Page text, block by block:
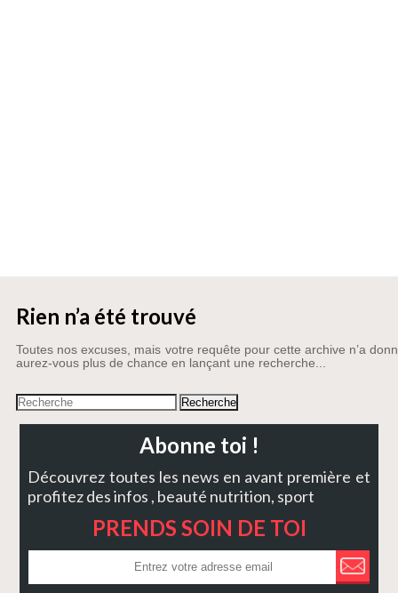
Rien n’a été trouvé
Toutes nos excuses, mais votre requête pour cette archive n’a
aurez-vous plus de chance en lançant une recherche...
Abonne toi !
Découvrez toutes les news en avant première et
profitez des infos , beauté nutrition, sport
PRENDS SOIN DE TOI